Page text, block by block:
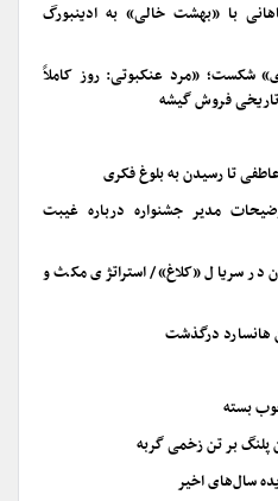
با «بهشت خالی» به ادینبورگ
شکست؛ «مرد عنکبوتی: روز کاملاً
فروش گیشه
تا رسیدن به بلوغ فکری
فیلم ونیز ۲۰۲۶؛ توضیحات مدیر جشنواره درباره غیبت
در سریال «کلاغ»/ استراتژی مکث و
هانسارد درگذشت
بسته
بر تن زخمی گربه